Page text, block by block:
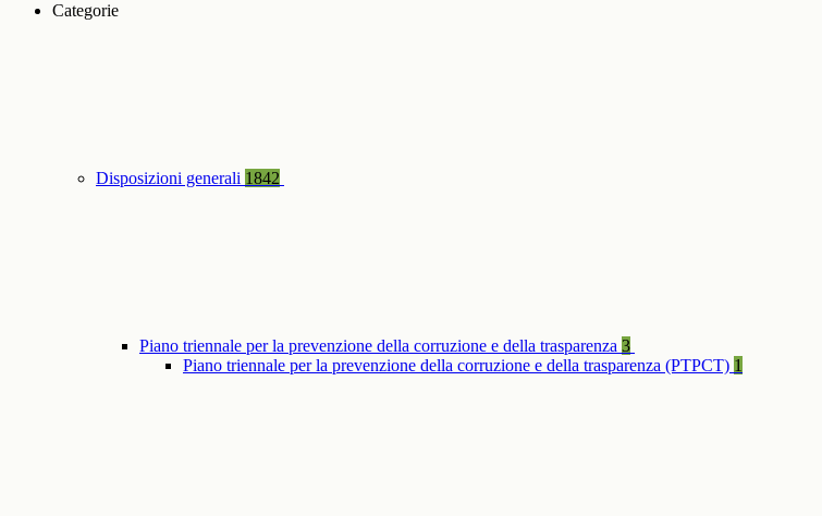
Categorie
Disposizioni generali 1842
Piano triennale per la prevenzione della corruzione e della trasparenza 3
Piano triennale per la prevenzione della corruzione e della trasparenza (PTPCT) 1